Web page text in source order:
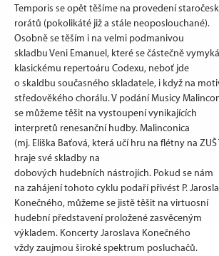
Temporis se opět těšíme na provedení
rorátů (pokolikáté již a stále neoposlouchané).
Osobně se těším i na velmi podmanivou
skladbu Veni Emanuel, které se částečně vymyká
klasickému repertoáru Codexu, neboť jde
o skaldbu současného skladatele, i když na
středověkého chorálu. V podání Musicy
se můžeme těšit na vystoupení vynikajících
interpretů renesanční hudby. Malinconica
(mj. Eliška Baťová, která učí hru na flétny na ZUŠ
hraje své skladby na
dobových hudebních nástrojích. Pokud se nám
na zahájení tohoto cyklu podaří přivést P.
Konečného, můžeme se jistě těšit na virtuosní
hudební představení proložené zasvěceným
výkladem. Koncerty Jaroslava Konečného
vždy zaujmou široké spektrum posluchačů.